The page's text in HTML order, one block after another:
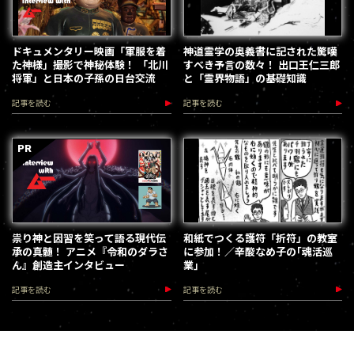
ドキュメンタリー映画「軍服を着
た神様」撮影で神秘体験！ 「北川
将軍」と日本の子孫の日台交流
記事を読む
神道霊学の奥義書に記された驚嘆
すべき予言の数々！ 出口王仁三郎
と「霊界物語」の基礎知識
記事を読む
祟り神と因習を笑って語る現代伝
承の真髄！ アニメ『令和のダラさ
ん』創造主インタビュー
記事を読む
和紙でつくる護符「折符」の教室
に参加！／辛酸なめ子の｢魂活巡
業｣
記事を読む